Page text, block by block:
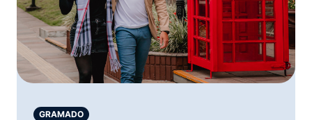
GRAMADO